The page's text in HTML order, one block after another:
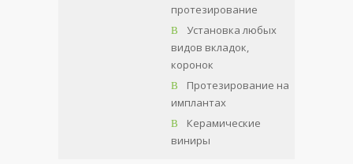
протезирование
Установка любых
видов вкладок,
коронок
Протезирование на
имплантах
Керамические
виниры